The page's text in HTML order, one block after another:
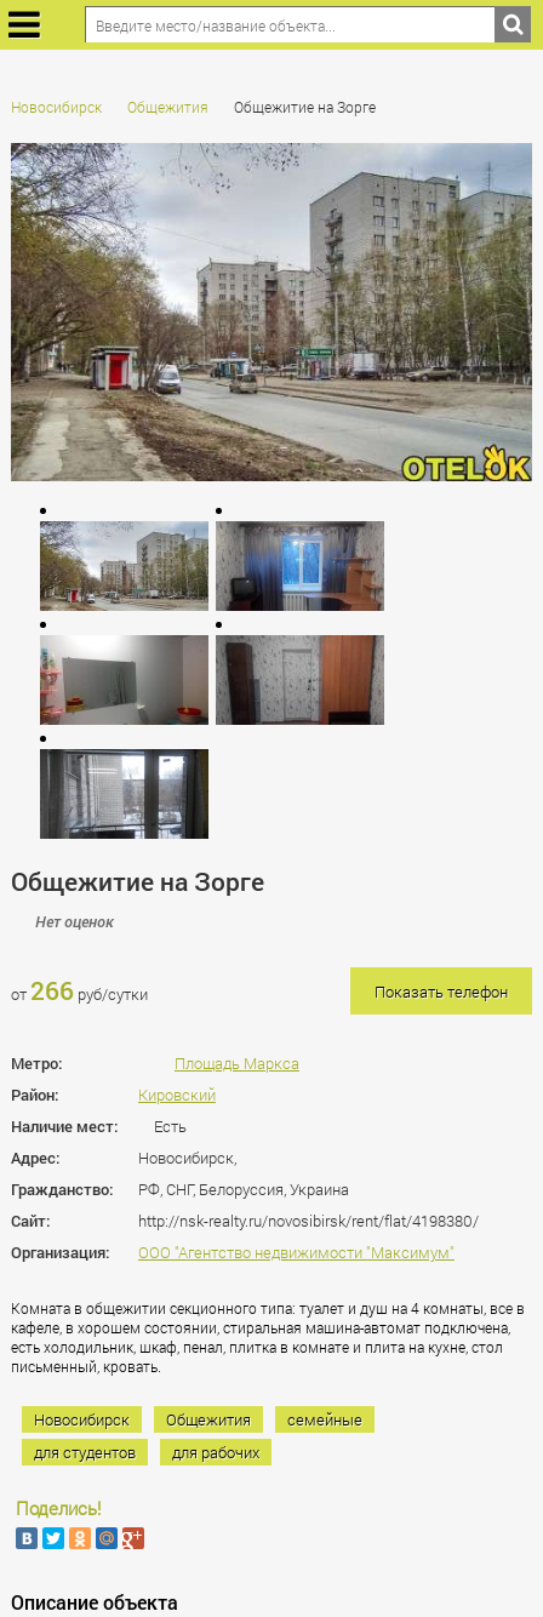
Новосибирск Общежития Общежитие на Зорге
Общежитие на Зорге
Нет оценок
от 266руб/сутки Показать телефон
Метро:
Площадь Маркса
Район:
Кировский
Наличие мест:
Есть
Адрес:
Новосибирск,
Гражданство:
РФ, СНГ, Белоруссия, Украина
Сайт:
http://nsk-realty.ru/novosibirsk/rent/flat/4198380/
Организация:
ООО "Агентство недвижимости "Максимум"
Комната в общежитии секционного типа: туалет и душ на 4 комнаты, все в
кафеле, в хорошем состоянии, стиральная машина-автомат подключена,
есть холодильник, шкаф, пенал, плитка в комнате и плита на кухне, стол
письменный, кровать.
Новосибирск Общежития
семейные
для студентов
для рабочих
Поделись!
Описание объекта